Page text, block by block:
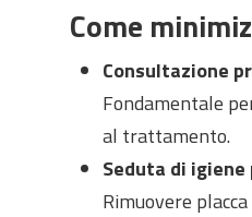
Come
Consultazione
Fondamentale
al trattamento.
Seduta di
Rimuovere